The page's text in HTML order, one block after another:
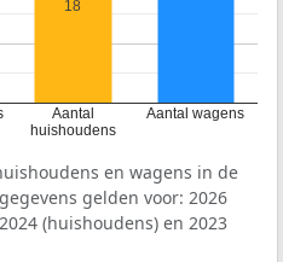
Aantal
huishoudens
Aantal wagens
18
en wagens in de
gelden voor: 2026
(huishoudens) en 2023